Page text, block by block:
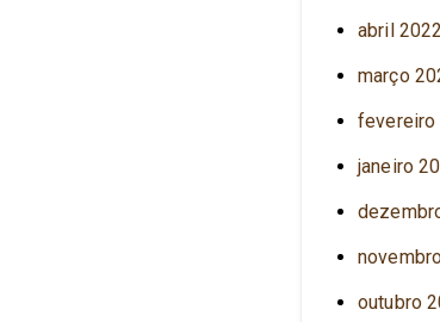
abril 2022
março
fevereiro
janeiro
outubro